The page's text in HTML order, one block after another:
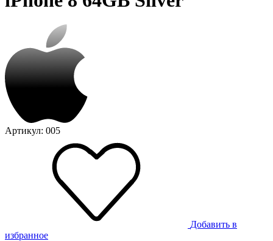
Артикул: 005
Добавить в
избранное